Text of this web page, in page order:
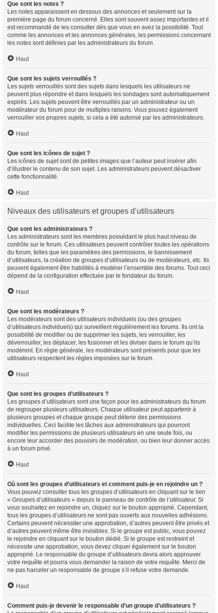
Que sont les notes ?
Les notes apparaissent en dessous des annonces et seulement sur la
première page du forum concerné. Elles sont souvent assez importantes et il
est recommandé de les consulter dès que vous en avez la possibilité. Tout
comme les annonces et les annonces générales, les permissions concernant
les notes sont définies par les administrateurs du forum.
Haut
Que sont les sujets verrouillés ?
Les sujets verrouillés sont des sujets dans lesquels les utilisateurs ne
peuvent plus répondre et dans lesquels les sondages sont automatiquement
expirés. Les sujets peuvent être verrouillés par un administrateur ou un
modérateur du forum pour de multiples raisons. Vous pouvez également
verrouiller vos propres sujets, si cela a été autorisé par les administrateurs.
Haut
Que sont les icônes de sujet ?
Les icônes de sujet sont de petites images que l’auteur peut insérer afin
d’illustrer le contenu de son sujet. Les administrateurs peuvent désactiver
cette fonctionnalité.
Haut
Niveaux des utilisateurs et groupes d’utilisateurs
Que sont les administrateurs ?
Les administrateurs sont les membres possédant le plus haut niveau de
contrôle sur le forum. Ces utilisateurs peuvent contrôler toutes les opérations
du forum, telles que les paramètres des permissions, le bannissement
d’utilisateurs, la création de groupes d’utilisateurs ou de modérateurs, etc. Ils
peuvent également être habilités à modérer l’ensemble des forums. Tout ceci
dépend de la configuration effectuée par le fondateur du forum.
Haut
Que sont les modérateurs ?
Les modérateurs sont des utilisateurs individuels (ou des groupes
d’utilisateurs individuels) qui surveillent régulièrement les forums. Ils ont la
possibilité de modifier ou de supprimer les sujets, les verrouiller, les
déverrouiller, les déplacer, les fusionner et les diviser dans le forum qu’ils
modèrent. En règle générale, les modérateurs sont présents pour que les
utilisateurs respectent les règles imposées sur le forum.
Haut
Que sont les groupes d’utilisateurs ?
Les groupes d’utilisateurs sont une façon pour les administrateurs du forum
de regrouper plusieurs utilisateurs. Chaque utilisateur peut appartenir à
plusieurs groupes et chaque groupe peut détenir des permissions
individuelles. Ceci facilite les tâches aux administrateurs qui pourront
modifier les permissions de plusieurs utilisateurs en une seule fois, ou
encore leur accorder des pouvoirs de modération, ou bien leur donner accès
à un forum privé.
Haut
Où sont les groupes d’utilisateurs et comment puis-je en rejoindre un ?
Vous pouvez consulter tous les groupes d’utilisateurs en cliquant sur le lien
« Groupes d’utilisateurs » depuis le panneau de contrôle de l’utilisateur. Si
vous souhaitez en rejoindre un, cliquez sur le bouton approprié. Cependant,
tous les groupes d’utilisateurs ne sont pas ouverts aux nouvelles adhésions.
Certains peuvent nécessiter une approbation, d’autres peuvent être privés et
d’autres peuvent même être invisibles. Si le groupe est public, vous pouvez
le rejoindre en cliquant sur le bouton dédié. Si le groupe est restreint et
nécessite une approbation, vous devez cliquer également sur le bouton
approprié. Le responsable du groupe d’utilisateurs devra alors approuver
votre requête et pourra vous demander la raison de votre requête. Merci de
ne pas harceler un responsable de groupe s’il refuse votre demande.
Haut
Comment puis-je devenir le responsable d’un groupe d’utilisateurs ?